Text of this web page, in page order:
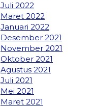
Juli 2022
Maret 2022
Januari 2022
Desember 2021
November 2021
Oktober 2021
Agustus 2021
Juli 2021
Mei 2021
Maret 2021